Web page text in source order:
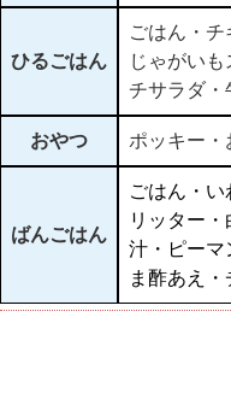
ひるごはん
ごはん・チ
じゃがい
チサラダ・
おやつ ポッキー・
ばんごはん
ごはん・い
リッター
汁・ピーマ
ま酢あえ・